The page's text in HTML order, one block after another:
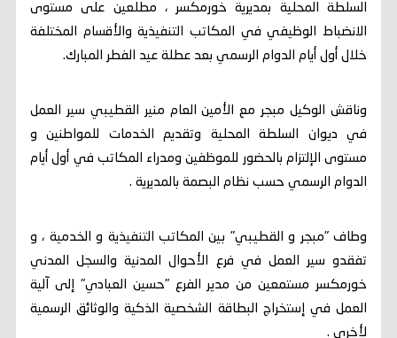
السلطة المحلية بمديرية خورمكسر ، مطلعين على مستوى
الانضباط الوظيفي في المكاتب التنفيذية والأقسام المختلفة
خلال أول أيام الدوام الرسمي بعد عطلة عيد الفطر المبارك.
وناقش الوكيل مبجر مع الأمين العام منير القطيبي سير العمل
في ديوان السلطة المحلية وتقديم الخدمات للمواطنين و
مستوى الإلتزام بالحضور للموظفين ومدراء المكاتب في أول أيام
الدوام الرسمي حسب نظام البصمة بالمديرية .
وطاف "مبجر و القطيبي" بين المكاتب التنفيذية و الخدمية ، و
تفقدو سير العمل في فرع الأحوال المدنية والسجل المدني
خورمكسر مستمعين من مدير الفرع "حسين العبادي" إلى آلية
العمل في إستخراج البطاقة الشخصية الذكية والوثائق الرسمية
لأخرى .